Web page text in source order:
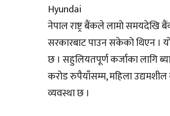
Hyundai
नेपाल राष्ट्र बैंकले लामो समयदेखि
सरकारबाट पाउन सकेको थिएन ।
छ । सहुलियतपूर्ण कर्जाका लागि
करोड रुपैयाँसम्म, महिला
व्यवस्था छ ।